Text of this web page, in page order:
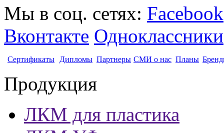
Мы в соц. сетях: Facebook
Вконтакте Одноклассники
Сертификаты Дипломы Партнеры СМИ о нас Планы
Продукция
ЛКМ для пластика